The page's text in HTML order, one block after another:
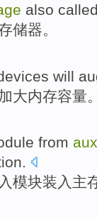
also
储器。
will
大内存容量
from
.
模块装入主